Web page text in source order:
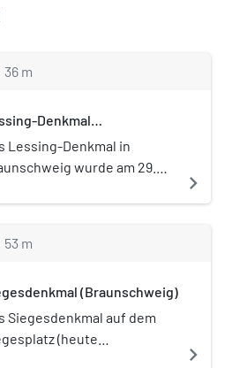
36 m
Denkmal
Lessing-Denkmal in
wurde am 29.
navigate_next
53 m
(Braunschweig)
Siegesdenkmal auf dem
(heute
navigate_next